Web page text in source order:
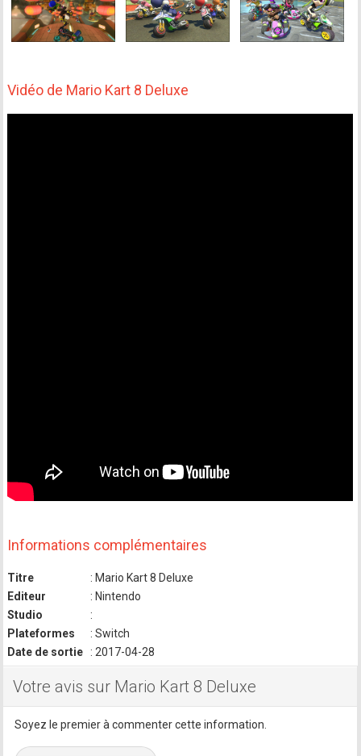
Vidéo de Mario Kart 8 Deluxe
Informations complémentaires
Titre
: Mario Kart 8 Deluxe
Editeur
: Nintendo
Studio
:
Plateformes
: Switch
Date de sortie
: 2017-04-28
Votre avis sur Mario Kart 8 Deluxe
Soyez le premier à commenter cette information.